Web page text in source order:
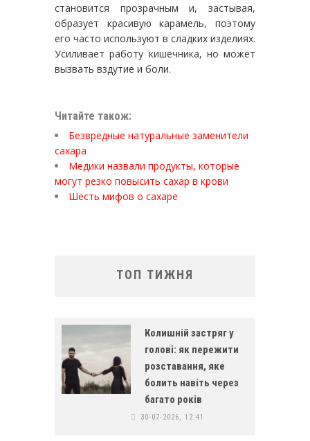
становится прозрачным и, застывая,
образует красивую карамель, поэтому
его часто используют в сладких изделиях.
Усиливает работу кишечника, но может
вызвать вздутие и боли.
Читайте також:
Безвредные натуральные заменители
сахара
Медики назвали продукты, которые
могут резко повысить сахар в крови
Шесть мифов о сахаре
ТОП ТИЖНЯ
Колишній застряг у
голові: як пережити
розставання, яке
болить навіть через
багато років
30-07-2026, 12:41